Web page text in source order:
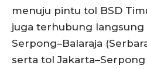
menuju pintu tol BSD
juga terhubung
Serpong–Balaraja
serta tol